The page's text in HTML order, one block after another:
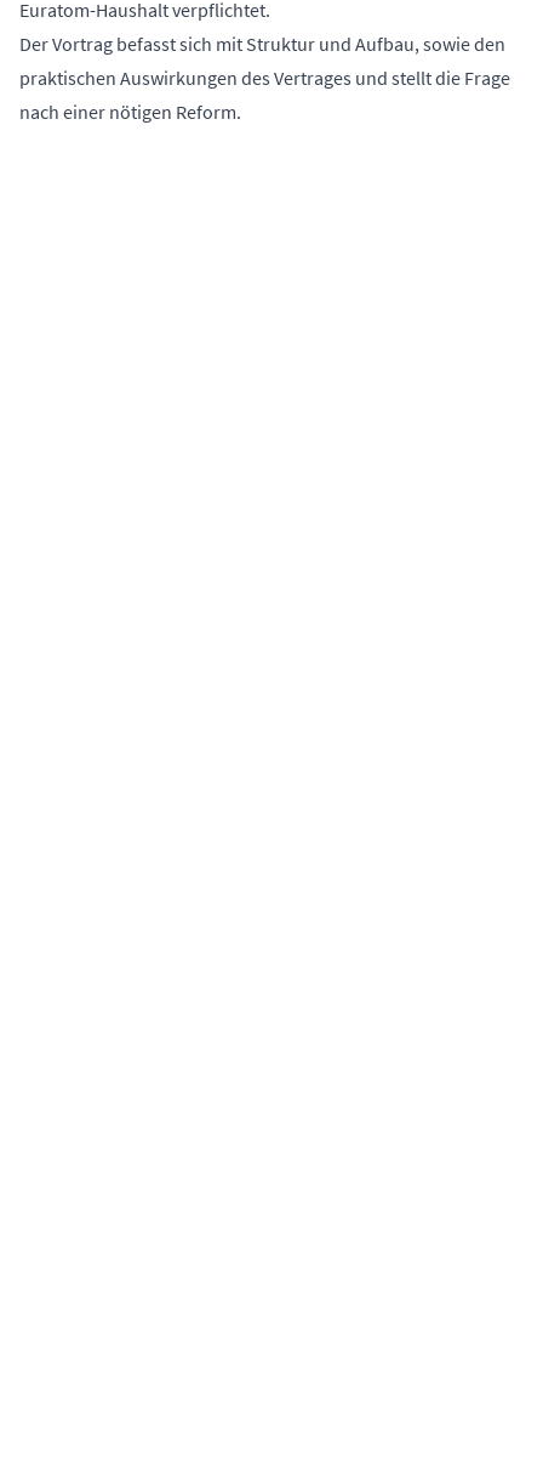
Euratom-Haushalt verpflichtet.
Der Vortrag befasst sich mit Struktur und Aufbau, sowie den
praktischen Auswirkungen des Vertrages und stellt die Frage
nach einer nötigen Reform.